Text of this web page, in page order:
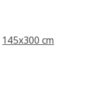
145x300 cm